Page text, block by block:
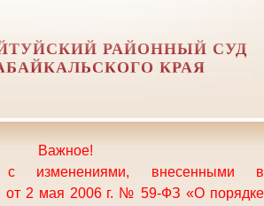
РАЙОННЫЙ СУД
КРАЯ
Важное!
с изменениями, внесенными в
от 2 мая 2006 г. № 59-ФЗ «О порядке